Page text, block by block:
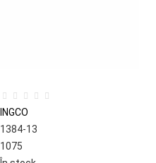
INGCO
1384-13
1075